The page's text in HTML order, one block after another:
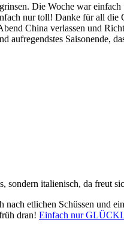
Die Woche war
nur toll! Danke für all
China verlassen und
aufregendstes Saisonende,
sondern italienisch, da freut
etlichen Schüssen und
dran! Einfach nur